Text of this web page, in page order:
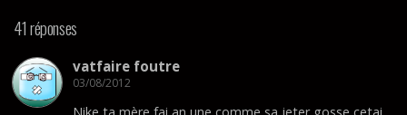
41 réponses
vatfaire foutre
03/08/2012